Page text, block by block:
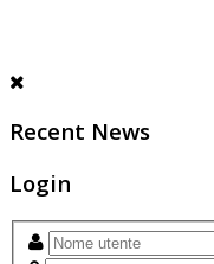
Recent News
Login